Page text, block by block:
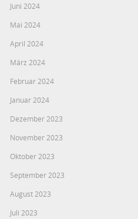
Juni 2024
Mai 2024
April 2024
März 2024
Februar 2024
Januar 2024
Dezember 2023
November 2023
Oktober 2023
September 2023
August 2023
Juli 2023